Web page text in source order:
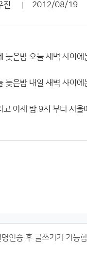
진 2012/08/19
늦은밤 오늘 새벽 사이
늦은밤 내일 새벽 사이
고 어제 밤 9시 부터 서울